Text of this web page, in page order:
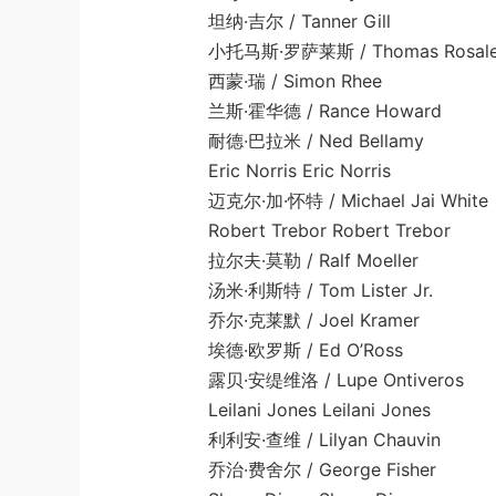
坦纳·吉尔 / Tanner Gill
小托马斯·罗萨莱斯 / Thomas
西蒙·瑞 / Simon Rhee
兰斯·霍华德 / Rance Howard
耐德·巴拉米 / Ned Bellamy
Eric Norris Eric Norris
迈克尔·加·怀特 / Michael Jai White
Robert Trebor Robert Trebor
拉尔夫·莫勒 / Ralf Moeller
汤米·利斯特 / Tom Lister Jr.
乔尔·克莱默 / Joel Kramer
埃德·欧罗斯 / Ed O’Ross
露贝·安缇维洛 / Lupe Ontiveros
Leilani Jones Leilani Jones
利利安·查维 / Lilyan Chauvin
乔治·费舍尔 / George Fisher